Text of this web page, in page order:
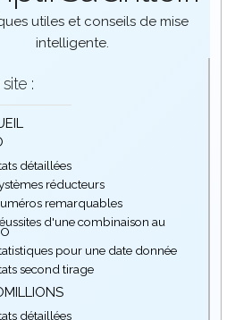
utiles et conseils de mise
intelligente.
:
détaillées
réducteurs
remarquables
d'une combinaison au
pour une date donnée
second tirage
détaillées